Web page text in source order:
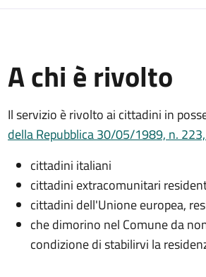
A chi è rivolto
Il servizio è rivolto ai cittadini in
della Repubblica 30/05/1989, n.
cittadini italiani
cittadini extracomunitari
cittadini dell'Unione europea,
che dimorino nel Comune da
condizione di stabilirvi la